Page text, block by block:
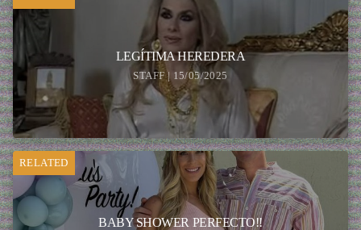
LEGÍTIMA HEREDERA
STAFF | 15/05/2025
RELATED
BABY SHOWER PERFECTO!!